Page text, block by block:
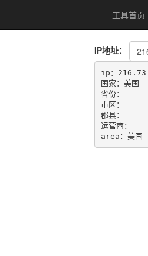
工具首页
IP地址：
ip：
国家：美国
省份：
市区：
郡县：
运营商：
area：美国